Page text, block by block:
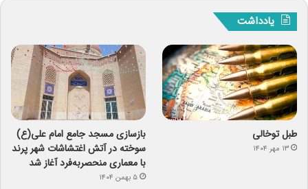
یادداشت
طبل توخالی
۱۳ مهر ۱۴۰۴
بازسازی مسجد جامع امام علی(ع)
سوخته در آتش اغتشاشات شهر پرند
با معماری منحصربه‌فرد آغاز شد
۵ بهمن ۱۴۰۴